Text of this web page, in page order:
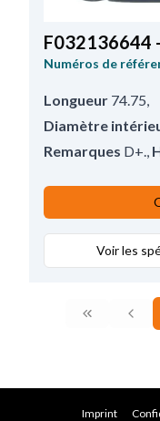
F032136644
Numéros de
Longueur 74.75
Diamètre
Remarques D+.
Voir les
Imprint